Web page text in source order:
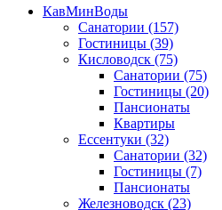
КавМинВоды
Санатории (157)
Гостиницы (39)
Кисловодск (75)
Санатории (75)
Гостиницы (20)
Пансионаты
Квартиры
Ессентуки (32)
Санатории (32)
Гостиницы (7)
Пансионаты
Железноводск (23)